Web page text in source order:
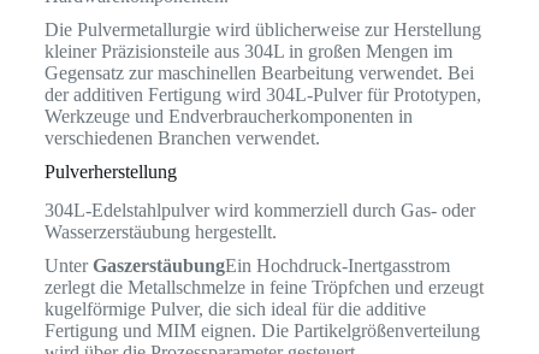
Die Pulvermetallurgie wird üblicherweise zur Herstellung
kleiner Präzisionsteile aus 304L in großen Mengen im
Gegensatz zur maschinellen Bearbeitung verwendet. Bei
der additiven Fertigung wird 304L-Pulver für Prototypen,
Werkzeuge und Endverbraucherkomponenten in
verschiedenen Branchen verwendet.
Pulverherstellung
304L-Edelstahlpulver wird kommerziell durch Gas- oder
Wasserzerstäubung hergestellt.
UnterGaszerstäubungEin Hochdruck-Inertgasstrom
zerlegt die Metallschmelze in feine Tröpfchen und erzeugt
kugelförmige Pulver, die sich ideal für die additive
Fertigung und MIM eignen. Die Partikelgrößenverteilung